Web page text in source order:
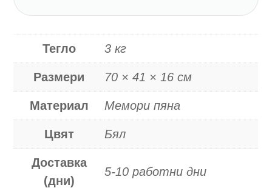
Тегло 3 кг
Размери 70 × 41 × 16 см
Материал Мемори пяна
Цвят Бял
Доставка
(дни)
5-10 работни дни